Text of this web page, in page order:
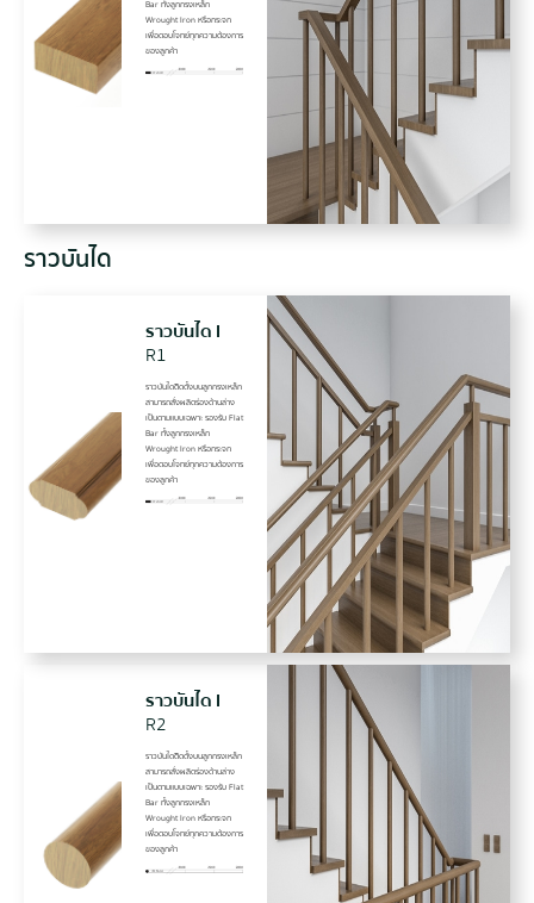
Bar ทั้งลูกกรงเหล็ก
Wrought Iron หรือกระจก
เพื่อตอบโจทย์ทุกความต้องการ
ของลูกค้า
ราวบันได
ราวบันได I
R1
ราวบันไดติิดตั้งบนลูกกรงเหล็ก
สามารถสั่งผลิตร่องด้านล่าง
เป็นตามแบบเฉพาะ รองรับ Flat
Bar ทั้งลูกกรงเหล็ก
Wrought Iron หรือกระจก
เพื่อตอบโจทย์ทุกความต้องการ
ของลูกค้า
ราวบันได I
R2
ราวบันไดติิดตั้งบนลูกกรงเหล็ก
สามารถสั่งผลิตร่องด้านล่าง
เป็นตามแบบเฉพาะ รองรับ Flat
Bar ทั้งลูกกรงเหล็ก
Wrought Iron หรือกระจก
เพื่อตอบโจทย์ทุกความต้องการ
ของลูกค้า